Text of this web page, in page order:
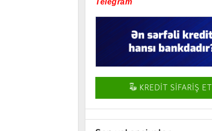
Telegram
KREDİT SİFARİŞ ET